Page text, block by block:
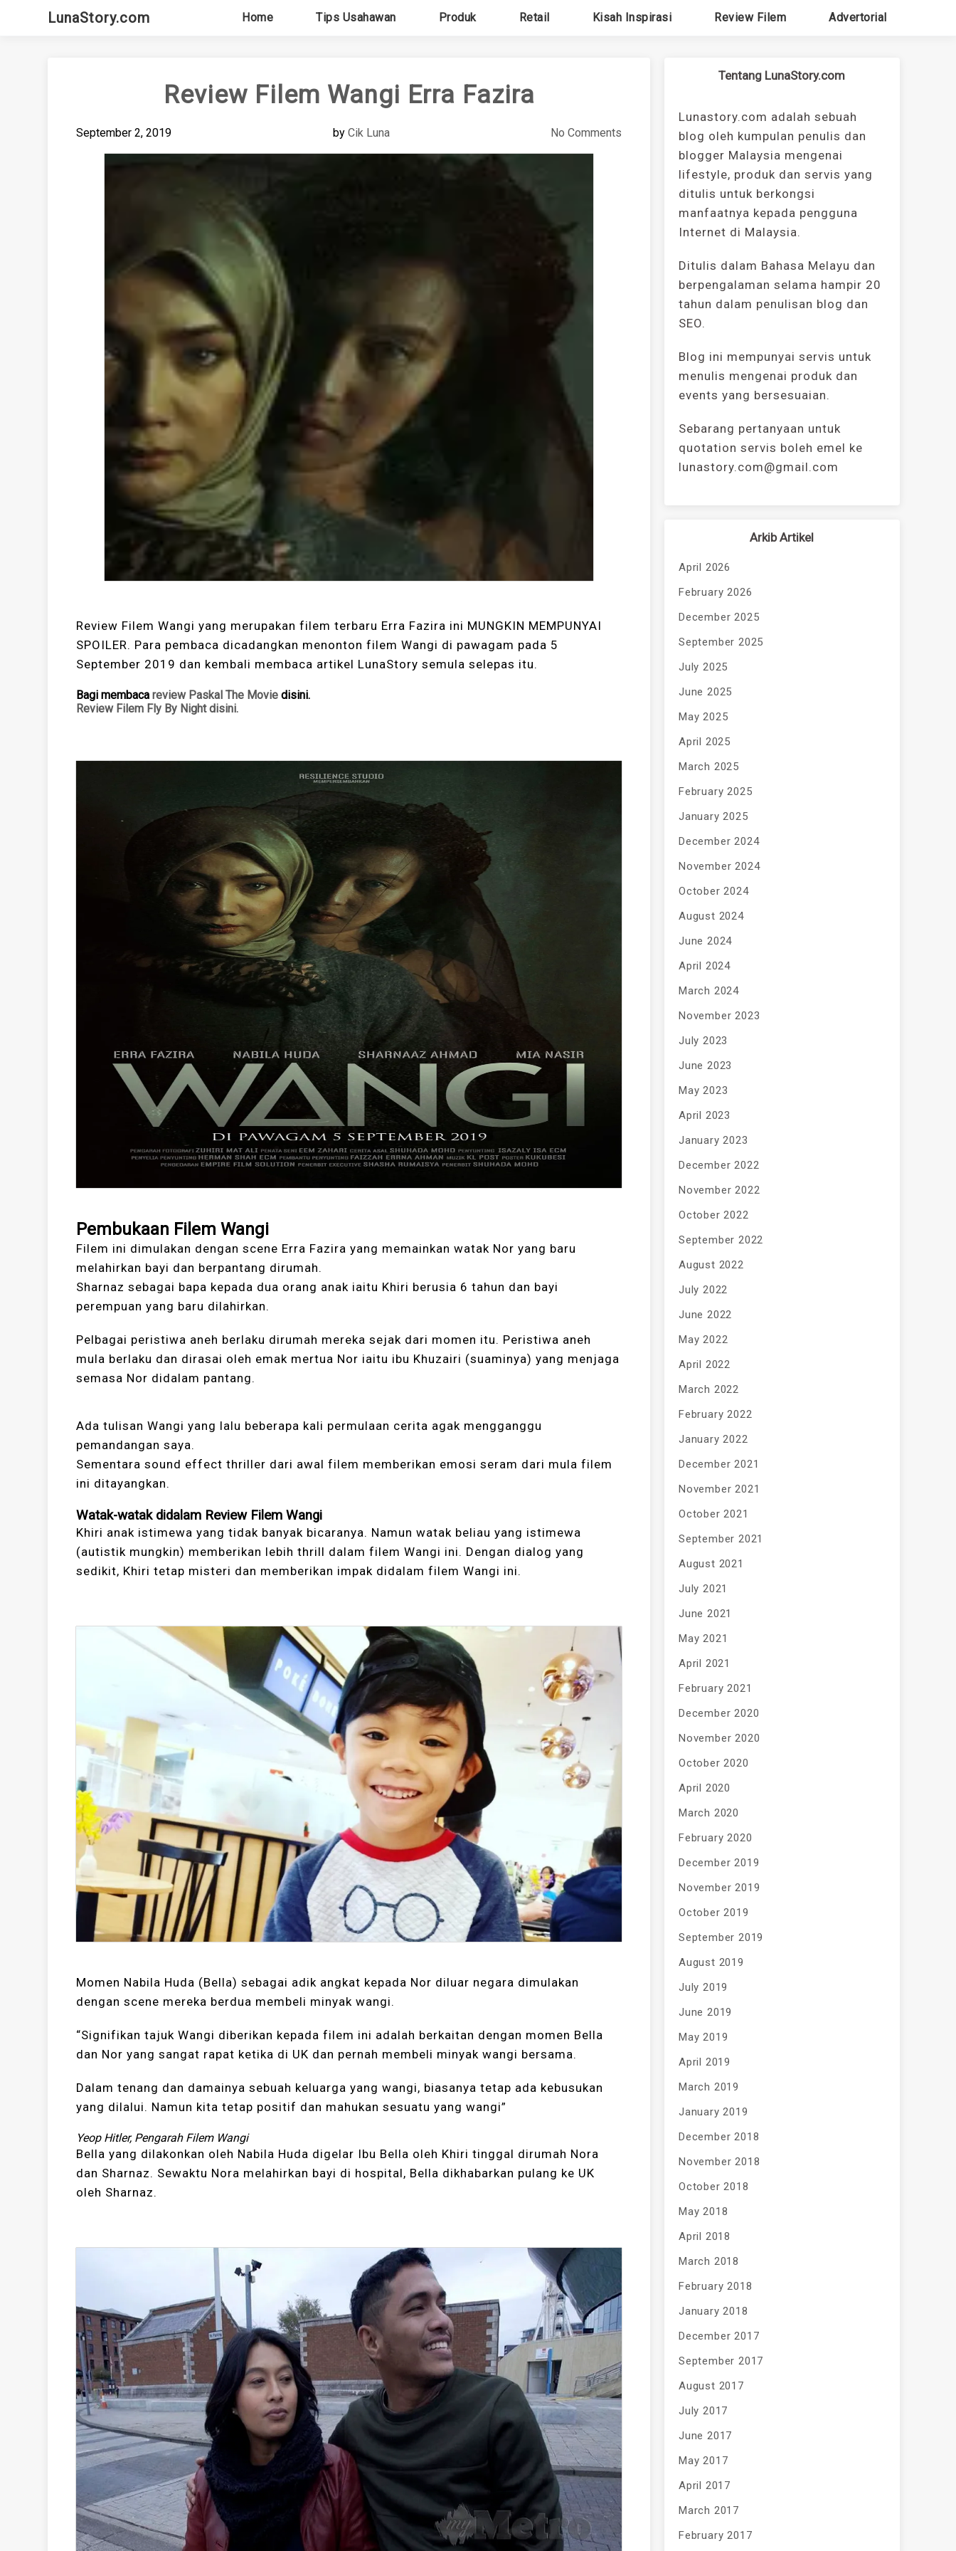
LunaStory.com Home Tips Usahawan Produk Retail Kisah Inspirasi Review Filem Advertorial
Review Filem Wangi Erra Fazira
September 2, 2019 by Cik Luna No Comments
Review Filem Wangi yang merupakan filem terbaru Erra Fazira ini MUNGKIN MEMPUNYAI
SPOILER. Para pembaca dicadangkan menonton filem Wangi di pawagam pada 5
September 2019 dan kembali membaca artikel LunaStory semula selepas itu.
Bagi membacareview Paskal The Movie disini.
Review Filem Fly By Night disini.
Pembukaan Filem Wangi
Filem ini dimulakan dengan scene Erra Fazira yang memainkan watak Nor yang baru
melahirkan bayi dan berpantang dirumah.
Sharnaz sebagai bapa kepada dua orang anak iaitu Khiri berusia 6 tahun dan bayi
perempuan yang baru dilahirkan.
Pelbagai peristiwa aneh berlaku dirumah mereka sejak dari momen itu. Peristiwa aneh
mula berlaku dan dirasai oleh emak mertua Nor iaitu ibu Khuzairi (suaminya) yang menjaga
semasa Nor didalam pantang.
Ada tulisan Wangi yang lalu beberapa kali permulaan cerita agak mengganggu
pemandangan saya.
Sementara sound effect thriller dari awal filem memberikan emosi seram dari mula filem
ini ditayangkan.
Watak-watak didalam Review Filem Wangi
Khiri anak istimewa yang tidak banyak bicaranya. Namun watak beliau yang istimewa
(autistik mungkin) memberikan lebih thrill dalam filem Wangi ini. Dengan dialog yang
sedikit, Khiri tetap misteri dan memberikan impak didalam filem Wangi ini.
Momen Nabila Huda (Bella) sebagai adik angkat kepada Nor diluar negara dimulakan
dengan scene mereka berdua membeli minyak wangi.
“Signifikan tajuk Wangi diberikan kepada filem ini adalah berkaitan dengan momen Bella
dan Nor yang sangat rapat ketika di UK dan pernah membeli minyak wangi bersama.
Dalam tenang dan damainya sebuah keluarga yang wangi, biasanya tetap ada kebusukan
yang dilalui. Namun kita tetap positif dan mahukan sesuatu yang wangi”
Yeop Hitler, Pengarah Filem Wangi
Bella yang dilakonkan oleh Nabila Huda digelar Ibu Bella oleh Khiri tinggal dirumah Nora
dan Sharnaz. Sewaktu Nora melahirkan bayi di hospital, Bella dikhabarkan pulang ke UK
oleh Sharnaz.
Tentang LunaStory.com
Lunastory.com adalah sebuah
blog oleh kumpulan penulis dan
blogger Malaysia mengenai
lifestyle, produk dan servis yang
ditulis untuk berkongsi
manfaatnya kepada pengguna
Internet di Malaysia.
Ditulis dalam Bahasa Melayu dan
berpengalaman selama hampir 20
tahun dalam penulisan blog dan
SEO.
Blog ini mempunyai servis untuk
menulis mengenai produk dan
events yang bersesuaian.
Sebarang pertanyaan untuk
quotation servis boleh emel ke
lunastory.com@gmail.com
Arkib Artikel
April 2026
February 2026
December 2025
September 2025
July 2025
June 2025
May 2025
April 2025
March 2025
February 2025
January 2025
December 2024
November 2024
October 2024
August 2024
June 2024
April 2024
March 2024
November 2023
July 2023
June 2023
May 2023
April 2023
January 2023
December 2022
November 2022
October 2022
September 2022
August 2022
July 2022
June 2022
May 2022
April 2022
March 2022
February 2022
January 2022
December 2021
November 2021
October 2021
September 2021
August 2021
July 2021
June 2021
May 2021
April 2021
February 2021
December 2020
November 2020
October 2020
April 2020
March 2020
February 2020
December 2019
November 2019
October 2019
September 2019
August 2019
July 2019
June 2019
May 2019
April 2019
March 2019
January 2019
December 2018
November 2018
October 2018
May 2018
April 2018
March 2018
February 2018
January 2018
December 2017
September 2017
August 2017
July 2017
June 2017
May 2017
April 2017
March 2017
February 2017